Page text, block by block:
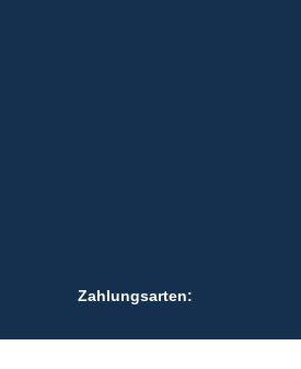
Zahlungsarten: